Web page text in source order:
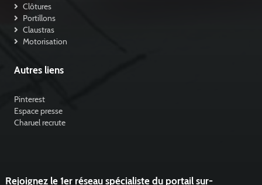
Clôtures
Portillons
Claustras
Motorisation
Autres liens
Pinterest
Espace presse
Charuel recrute
Rejoignez le 1er réseau spécialiste du portail sur-